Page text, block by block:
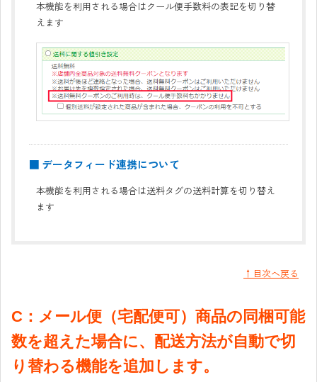
本機能を利用される場合はクール便手数料の表記を切り替
えます
■ データフィード連携について
本機能を利用される場合は送料タグの送料計算を切り替え
ます
↑目次へ戻る
C：メール便（宅配便可）商品の同梱可能
数を超えた場合に、配送方法が自動で切
り替わる機能を追加します。